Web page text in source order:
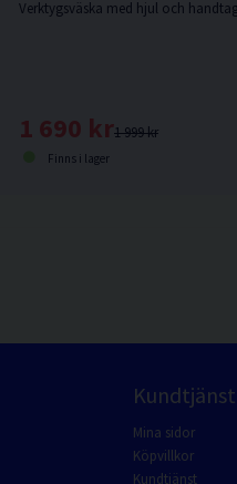
1 999 kr
1 690 kr
Finns i lager
Kundtjänst
Mina sidor
Köpvillkor
Kundtjänst